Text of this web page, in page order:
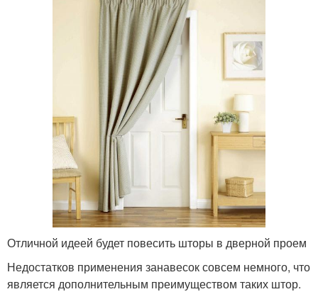
Отличной идеей будет повесить шторы в дверной проем
Недостатков применения занавесок совсем немного, что
является дополнительным преимуществом таких штор.